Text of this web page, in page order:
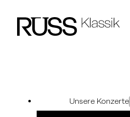
Unsere Konzerte